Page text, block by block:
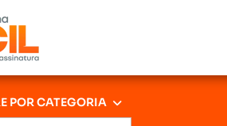
POR CATEGORIA